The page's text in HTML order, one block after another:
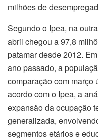
milhões de
Segundo o Ipea, na
abril chegou a 97,8
patamar desde 2012.
ano passado, a
comparação com março
acordo com o Ipea, a
expansão da ocupação
generalizada,
segmentos etários e